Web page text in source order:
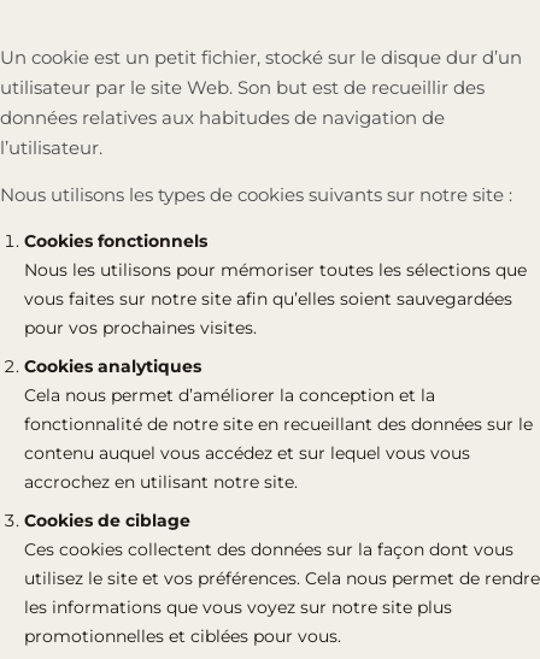
Un cookie est un petit fichier, stocké sur le disque dur d’un
utilisateur par le site Web. Son but est de recueillir des
données relatives aux habitudes de navigation de
l’utilisateur.
Nous utilisons les types de cookies suivants sur notre site :
Cookies fonctionnels
Nous les utilisons pour mémoriser toutes les sélections que
vous faites sur notre site afin qu’elles soient sauvegardées
pour vos prochaines visites.
Cookies analytiques
Cela nous permet d’améliorer la conception et la
fonctionnalité de notre site en recueillant des données sur le
contenu auquel vous accédez et sur lequel vous vous
accrochez en utilisant notre site.
Cookies de ciblage
Ces cookies collectent des données sur la façon dont vous
utilisez le site et vos préférences. Cela nous permet de rendre
les informations que vous voyez sur notre site plus
promotionnelles et ciblées pour vous.